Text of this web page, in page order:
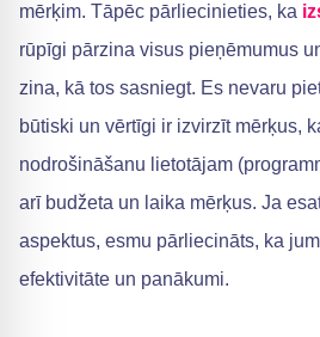
mērķim. Tāpēc pārliecinieties, ka
rūpīgi pārzina visus pieņēmumus
zina, kā tos sasniegt. Es nevaru
būtiski un vērtīgi ir izvirzīt mērķus,
nodrošināšanu lietotājam
arī budžeta un laika mērķus. Ja
aspektus, esmu pārliecināts, ka
efektivitāte un panākumi.